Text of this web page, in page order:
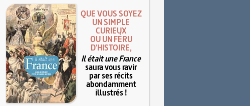
QUE VOUS SOYEZ
UN SIMPLE
CURIEUX
OU UN FÉRU
D'HISTOIRE,
Il était une France
saura vous ravir
par ses récits
abondamment
illustrés !